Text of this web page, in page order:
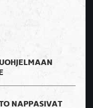
NAPPASIVAT